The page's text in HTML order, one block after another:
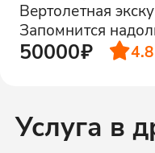
Вертолетная
Запомнится
50000₽ 4.8
Услуга в